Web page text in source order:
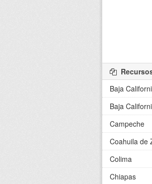
Baja
Baja
Campeche
Coahuila de
Colima
Chiapas